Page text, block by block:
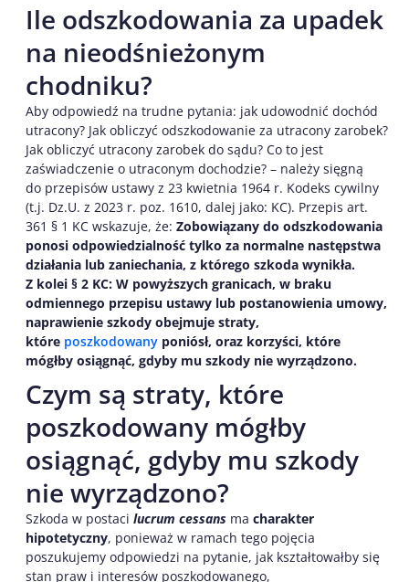
Ile odszkodowania za upadek
na nieodśnieżonym
chodniku?
Aby odpowiedź na trudne pytania: jak udowodnić dochód
utracony? Jak obliczyć odszkodowanie za utracony zarobek?
Jak obliczyć utracony zarobek do sądu? Co to jest
zaświadczenie o utraconym dochodzie? – należy sięgną
do przepisów ustawy z 23 kwietnia 1964 r. Kodeks cywilny
(t.j. Dz.U. z 2023 r. poz. 1610, dalej jako: KC). Przepis art.
361 § 1 KC wskazuje, że: Zobowiązany do odszkodowania
ponosi odpowiedzialność tylko za normalne następstwa
działania lub zaniechania, z którego szkoda wynikła.
Z kolei § 2 KC: W powyższych granicach, w braku
odmiennego przepisu ustawy lub postanowienia umowy,
naprawienie szkody obejmuje straty,
które poszkodowany poniósł, oraz korzyści, które
mógłby osiągnąć, gdyby mu szkody nie wyrządzono.
Czym są straty, które
poszkodowany mógłby
osiągnąć, gdyby mu szkody
nie wyrządzono?
Szkoda w postaci lucrum cessans ma charakter
hipotetyczny, ponieważ w ramach tego pojęcia
poszukujemy odpowiedzi na pytanie, jak kształtowałby się
stan praw i interesów poszkodowanego,